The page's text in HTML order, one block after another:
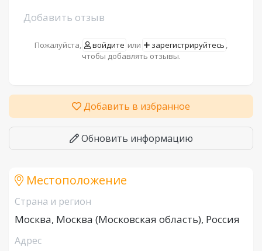
Добавить отзыв
Пожалуйста, войдите или зарегистрируйтесь ,
чтобы добавлять отзывы.
Добавить в избранное
Обновить информацию
Местоположение
Страна и регион
Москва, Москва (Московская область), Россия
Адрес